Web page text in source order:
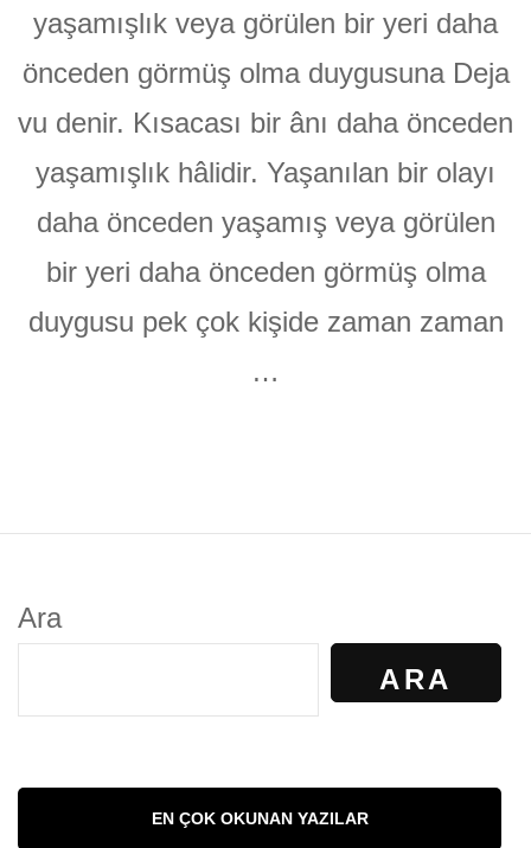
ANLAMA
GELMEKTEDİR?
yaşamışlık veya görülen bir yeri daha
önceden görmüş olma duygusuna Deja
vu denir. Kısacası bir ânı daha önceden
yaşamışlık hâlidir. Yaşanılan bir olayı
daha önceden yaşamış veya görülen
bir yeri daha önceden görmüş olma
duygusu pek çok kişide zaman zaman
…
Ara
ARA
EN ÇOK OKUNAN YAZILAR